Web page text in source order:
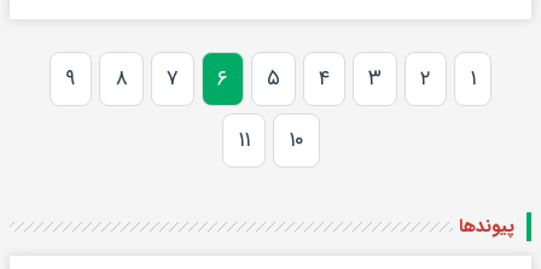
۱ ۲ ۳ ۴ ۵ ۶ ۷ ۸
۹
۱۰
۱۱
پیوندها